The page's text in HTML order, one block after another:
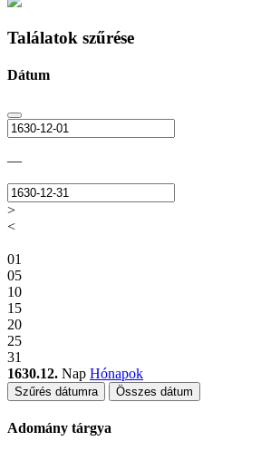
Találatok szűrése
Dátum
—
>
<
01
05
10
15
20
25
31
1630.12. Nap Hónapok
Szűrés dátumra Összes dátum
Adomány tárgya